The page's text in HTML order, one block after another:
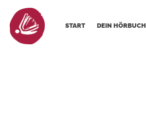
START DEIN HÖRBUCH